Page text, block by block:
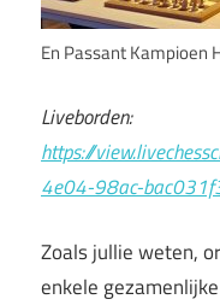
En Passant Kampioen
Liveborden:
https://
4e04-98ac-
Zoals jullie weten,
enkele